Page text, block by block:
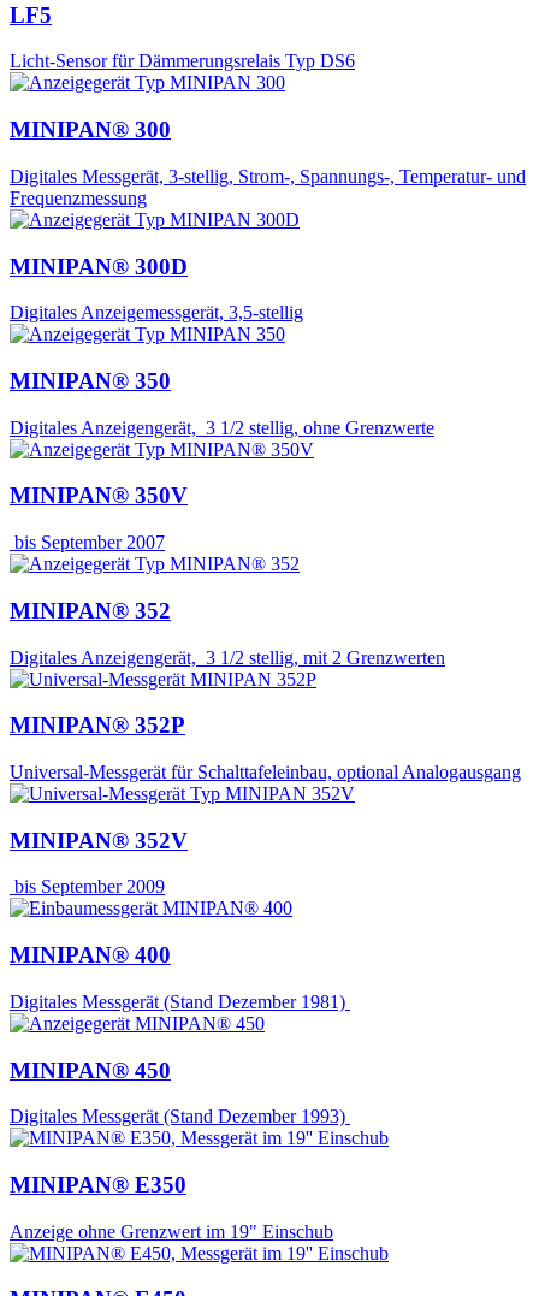
LF5
Licht-Sensor für Dämmerungsrelais Typ DS6
MINIPAN® 300
Digitales Messgerät, 3-stellig, Strom-, Spannungs-, Temperatur- und
Frequenzmessung
MINIPAN® 300D
Digitales Anzeigemessgerät, 3,5-stellig
MINIPAN® 350
Digitales Anzeigengerät, 3 1/2 stellig, ohne Grenzwerte
MINIPAN® 350V
bis September 2007
MINIPAN® 352
Digitales Anzeigengerät, 3 1/2 stellig, mit 2 Grenzwerten
MINIPAN® 352P
Universal-Messgerät für Schalttafeleinbau, optional Analogausgang
MINIPAN® 352V
bis September 2009
MINIPAN® 400
Digitales Messgerät (Stand Dezember 1981)
MINIPAN® 450
Digitales Messgerät (Stand Dezember 1993)
MINIPAN® E350
Anzeige ohne Grenzwert im 19" Einschub